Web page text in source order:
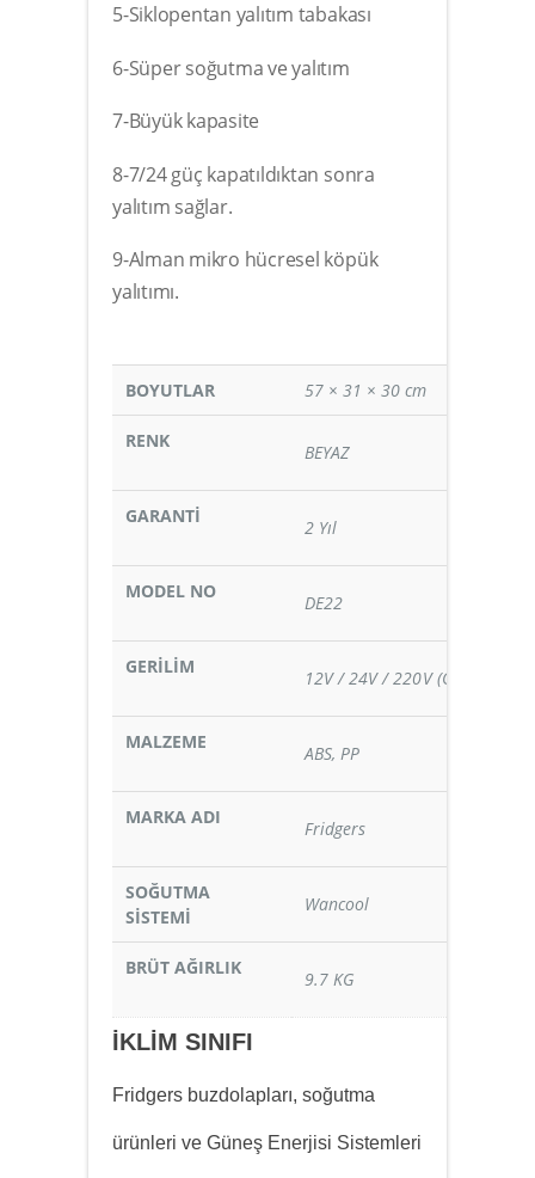
5-Siklopentan yalıtım tabakası
6-Süper soğutma ve yalıtım
7-Büyük kapasite
8-7/24 güç kapatıldıktan sonra
yalıtım sağlar.
9-Alman mikro hücresel köpük
yalıtımı.
BOYUTLAR 57 × 31 × 30 cm
RENK
BEYAZ
GARANTİ
2 Yıl
MODEL NO
DE22
GERİLİM
12V / 24V / 220V (Opsiyonel)
MALZEME
ABS, PP
MARKA ADI
Fridgers
SOĞUTMA
SİSTEMİ
Wancool
BRÜT AĞIRLIK
9.7 KG
İKLİM SINIFI
Fridgers buzdolapları, soğutma
ürünleri ve Güneş Enerjisi Sistemleri